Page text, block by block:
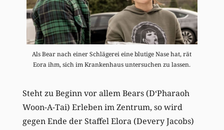
Als Bear nach einer Schlägerei eine blutige Nase hat, rät
Eora ihm, sich im Krankenhaus untersuchen zu lassen.
Steht zu Beginn vor allem Bears (D‘Pharaoh
Woon-A-Tai) Erleben im Zentrum, so wird
gegen Ende der Staffel Elora (Devery Jacobs)